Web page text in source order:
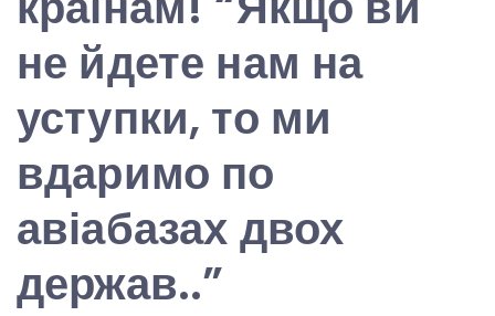
не йдете нам на
уступки, то ми
вдаримо по
авіабазах двох
держав..”